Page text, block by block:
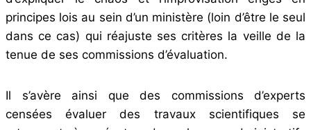
principes lois au sein d’un ministère (loin d’être le seul
dans ce cas) qui réajuste ses critères la veille de la
tenue de ses commissions d’évaluation.
Il s’avère ainsi que des commissions d’experts
censées évaluer des travaux scientifiques se